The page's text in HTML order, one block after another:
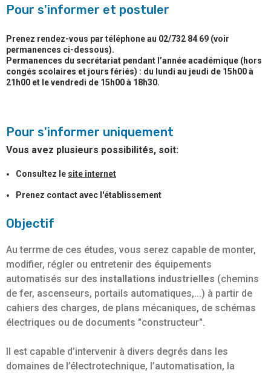
Objectif
Au terrme de ces études, vous serez capable de monter,
modifier, régler ou entretenir des équipements
automatisés sur des installations industrielles (chemins
de fer, ascenseurs, portails automatiques,...) à partir de
cahiers des charges, de plans mécaniques, de schémas
électriques ou de documents "constructeur".
Il est capable d’intervenir à divers degrés dans les
domaines de l’électrotechnique, l’automatisation, la
Pour s'informer et postuler
Prenez rendez-vous par téléphone au 02/732 84 69 (voir
permanences ci-dessous).
Permanences du secrétariat pendant l’année académique (hors
congés scolaires et jours fériés) : du lundi au jeudi de 15h00 à
21h00 et le vendredi de 15h00 à 18h30.
Pour s'informer uniquement
Vous avez plusieurs possibilités, soit:
Consultez le site internet
Prenez contact avec l'établissement